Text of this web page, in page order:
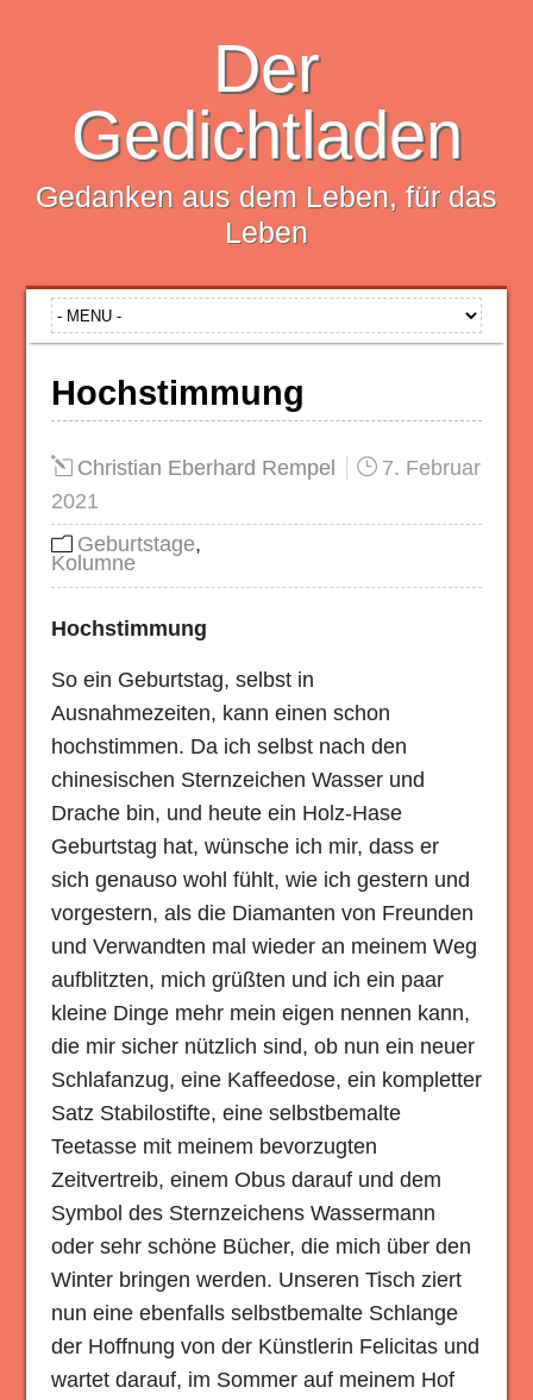
Der
Gedichtladen
Gedanken aus dem Leben, für das
Leben
Hochstimmung
Christian Eberhard Rempel
7. Februar
2021
Geburtstage,
Kolumne
Hochstimmung
So ein Geburtstag, selbst in
Ausnahmezeiten, kann einen schon
hochstimmen. Da ich selbst nach den
chinesischen Sternzeichen Wasser und
Drache bin, und heute ein Holz-Hase
Geburtstag hat, wünsche ich mir, dass er
sich genauso wohl fühlt, wie ich gestern und
vorgestern, als die Diamanten von Freunden
und Verwandten mal wieder an meinem Weg
aufblitzten, mich grüßten und ich ein paar
kleine Dinge mehr mein eigen nennen kann,
die mir sicher nützlich sind, ob nun ein neuer
Schlafanzug, eine Kaffeedose, ein kompletter
Satz Stabilostifte, eine selbstbemalte
Teetasse mit meinem bevorzugten
Zeitvertreib, einem Obus darauf und dem
Symbol des Sternzeichens Wassermann
oder sehr schöne Bücher, die mich über den
Winter bringen werden. Unseren Tisch ziert
nun eine ebenfalls selbstbemalte Schlange
der Hoffnung von der Künstlerin Felicitas und
wartet darauf, im Sommer auf meinem Hof